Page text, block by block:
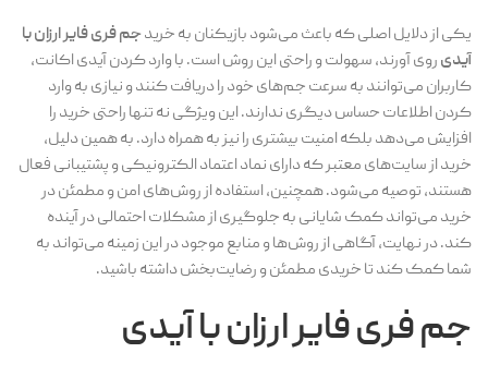
یکی از دلایل اصلی که باعث می‌شود بازیکنان به خریدجم فری فایر ارزان با
آیدیروی آورند، سهولت و راحتی این روش است. با وارد کردن آیدی اکانت،
کاربران می‌توانند به سرعت جم‌های خود را دریافت کنند و نیازی به وارد
کردن اطلاعات حساس دیگری ندارند. این ویژگی نه تنها راحتی خرید را
افزایش می‌دهد بلکه امنیت بیشتری را نیز به همراه دارد. به همین دلیل،
خرید از سایت‌های معتبر که دارای نماد اعتماد الکترونیکی و پشتیبانی فعال
هستند، توصیه می‌شود. همچنین، استفاده از روش‌های امن و مطمئن در
خرید می‌تواند کمک شایانی به جلوگیری از مشکلات احتمالی در آینده
کند. در نهایت، آگاهی از روش‌ها و منابع موجود در این زمینه می‌تواند به
شما کمک کند تا خریدی مطمئن و رضایت‌بخش داشته باشید.
جم فری فایر ارزان با آیدی